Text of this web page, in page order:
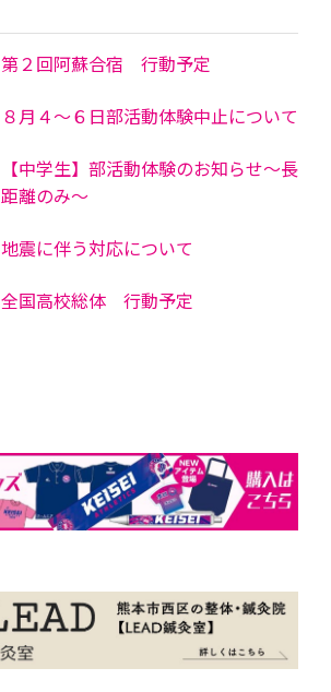
第２回阿蘇合宿 行動予定
８月４～６日部活動体験中止について
【中学生】部活動体験のお知らせ～長
距離のみ～
地震に伴う対応について
全国高校総体 行動予定